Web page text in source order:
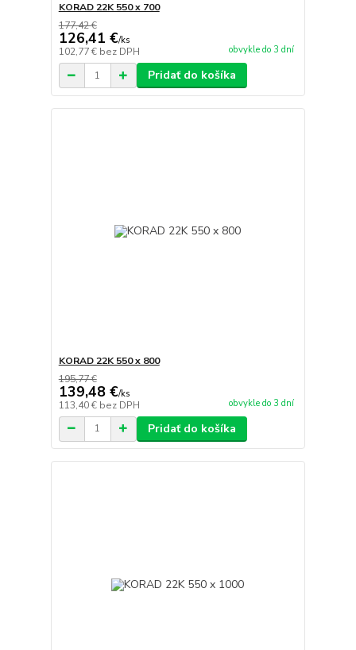
KORAD 22K 550 x 700
177,42 €
126,41 €/ks
102,77 € bez DPH obvykle do 3 dní
Pridať do košíka
KORAD 22K 550 x 800
195,77 €
139,48 €/ks
113,40 € bez DPH obvykle do 3 dní
Pridať do košíka